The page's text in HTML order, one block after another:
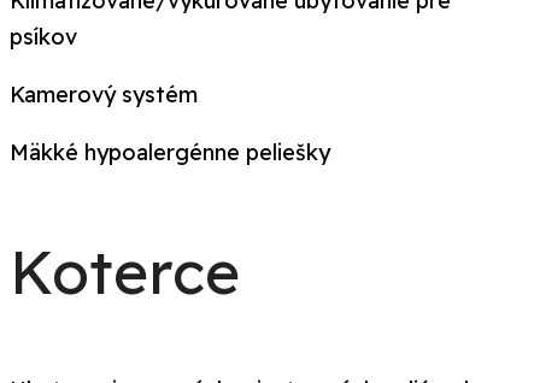
psíkov
Kamerový systém
Mäkké hypoalergénne peliešky
Koterce